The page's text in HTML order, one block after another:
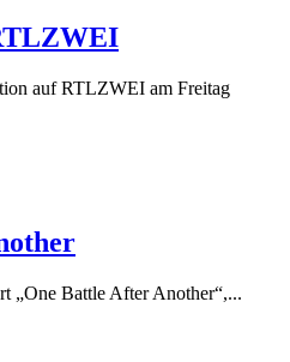
auf RTLZWEI am Freitag
„One Battle After Another“,...